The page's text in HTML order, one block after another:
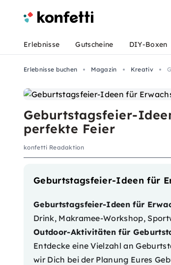
Erlebnisse buchen Magazin Kreativ
Geburtstagsfeier-
perfekte Feier
konfetti Readaktion
Geburtstagsfeier-Ideen für
Geburtstagsfeier-Ideen für
Drink, Makramee-Workshop,
Outdoor-Aktivitäten für
Entdecke eine Vielzahl an
wir Dich bei der Planung Eures
Erlebnisse Gutscheine DIY-Boxen